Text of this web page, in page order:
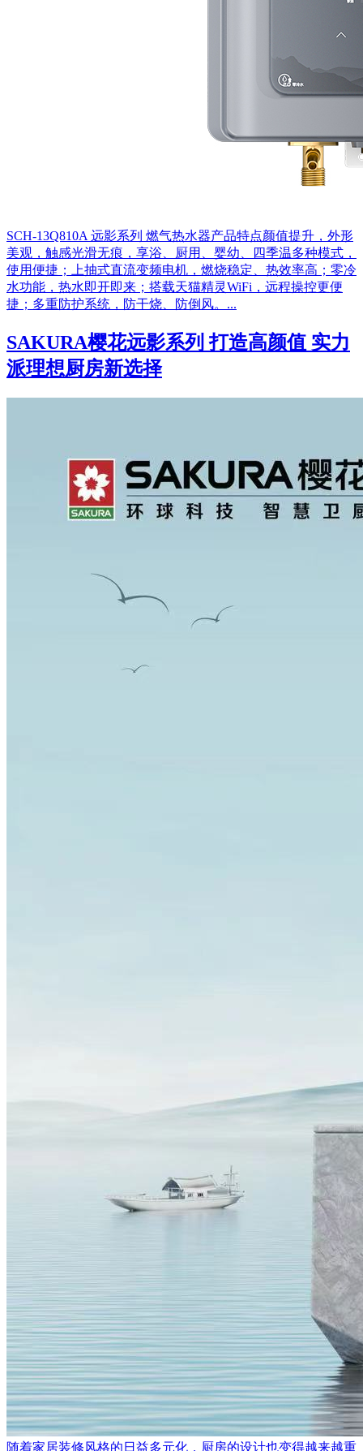
SCH-13Q810A 远影系列 燃气热水器产品特点颜值提升，外形
美观，触感光滑无痕，享浴、厨用、婴幼、四季温多种模式，
使用便捷；上抽式直流变频电机，燃烧稳定、热效率高；零冷
水功能，热水即开即来；搭载天猫精灵WiFi，远程操控更便
捷；多重防护系统，防干烧、防倒风。...
SAKURA樱花远影系列 打造高颜值 实力
派理想厨房新选择
随着家居装修风格的日益多元化，厨房的设计也变得越来越重